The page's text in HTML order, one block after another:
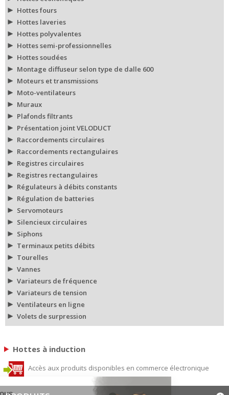
Hottes fours
Hottes laveries
Hottes polyvalentes
Hottes semi-professionnelles
Hottes soudées
Montage diffuseur selon type de dalle 600
Moteurs et transmissions
Moto-ventilateurs
Muraux
Plafonds filtrants
Présentation joint VELODUCT
Raccordements circulaires
Raccordements rectangulaires
Registres circulaires
Registres rectangulaires
Régulateurs à débits constants
Régulation de batteries
Servomoteurs
Silencieux circulaires
Siphons
Terminaux petits débits
Tourelles
Vannes
Variateurs de fréquence
Variateurs de tension
Ventilateurs en ligne
Volets de surpression
Hottes à induction
Accès aux produits disponibles en commerce électronique